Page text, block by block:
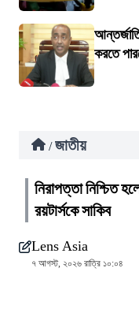
করতে
/ জাতীয়
নিরাপত্তা নিশ্চিত
রয়টার্সকে সাকিব
Lens Asia
৭ আগস্ট, ২০২৬ রাত্রি ১০:০৪